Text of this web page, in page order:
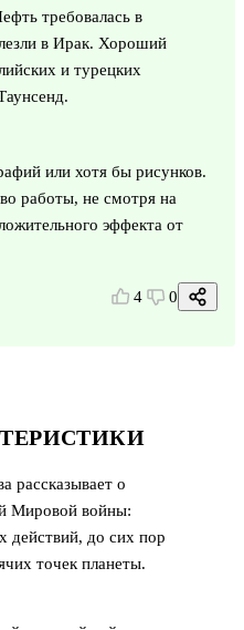
рассказывает о
Мировой войны:
действий, до сих пор
точек планеты.
требовалась в
в Ирак. Хороший
и турецких
или хотя бы рисунков.
работы, не смотря на
эффекта от
4 0